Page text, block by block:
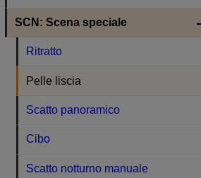
SCN: Scena speciale
Ritratto
Pelle liscia
Scatto panoramico
Cibo
Scatto notturno manuale